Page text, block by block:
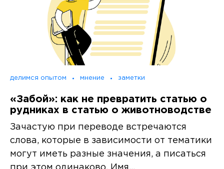
делимся опытом мнение заметки
«Забой»: как не превратить статью о
рудниках в статью о животноводстве
Зачастую при переводе встречаются
слова, которые в зависимости от тематики
могут иметь разные значения, а писаться